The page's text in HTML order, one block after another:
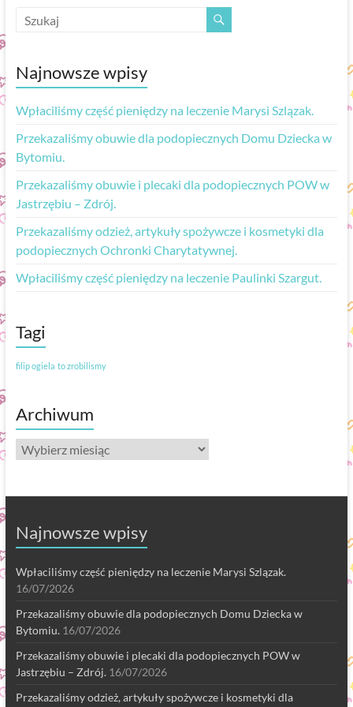
Najnowsze wpisy
Wpłaciliśmy część pieniędzy na leczenie Marysi Szlązak.
Przekazaliśmy obuwie dla podopiecznych Domu Dziecka w
Bytomiu.
Przekazaliśmy obuwie i plecaki dla podopiecznych POW w
Jastrzębiu – Zdrój.
Przekazaliśmy odzież, artykuły spożywcze i kosmetyki dla
podopiecznych Ochronki Charytatywnej.
Wpłaciliśmy część pieniędzy na leczenie Paulinki Szargut.
Tagi
filip ogiela to zrobilismy
Archiwum
Archiwum
Najnowsze wpisy
Wpłaciliśmy część pieniędzy na leczenie Marysi Szlązak.
16/07/2026
Przekazaliśmy obuwie dla podopiecznych Domu Dziecka w
Bytomiu. 16/07/2026
Przekazaliśmy obuwie i plecaki dla podopiecznych POW w
Jastrzębiu – Zdrój. 16/07/2026
Przekazaliśmy odzież, artykuły spożywcze i kosmetyki dla